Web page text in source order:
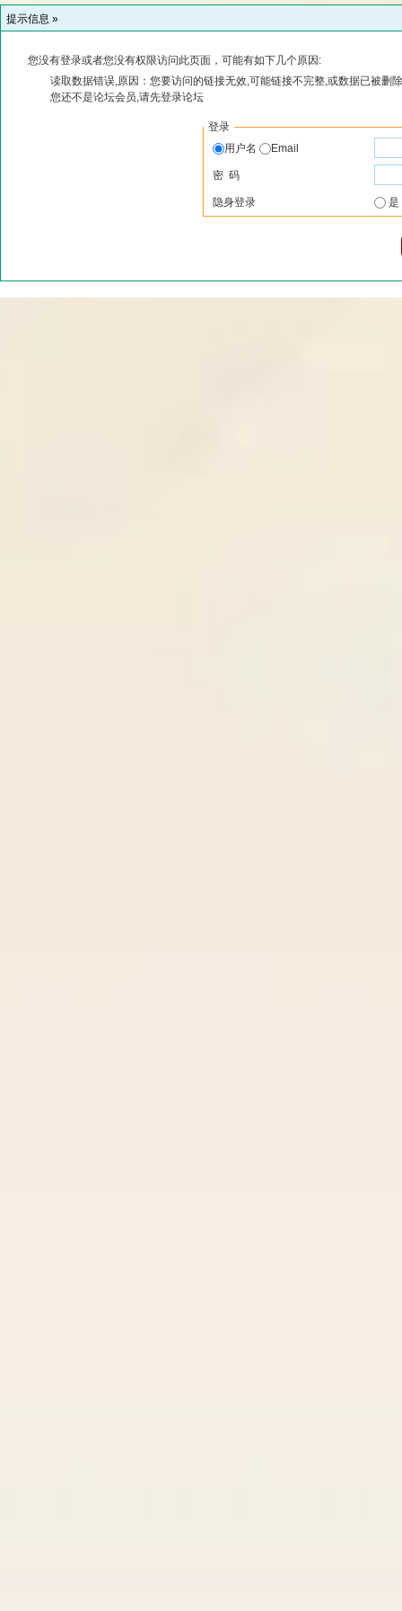
提示信息 »
您没有登录或者您没有权限访问此页面，可能有如下几个原因:
读取数据错误,原因：您要访问的链接无效,可能链接不完整,或数据已被删
您还不是论坛会员,请先登录论坛
登录
用户名
Email
密 码
隐身登录